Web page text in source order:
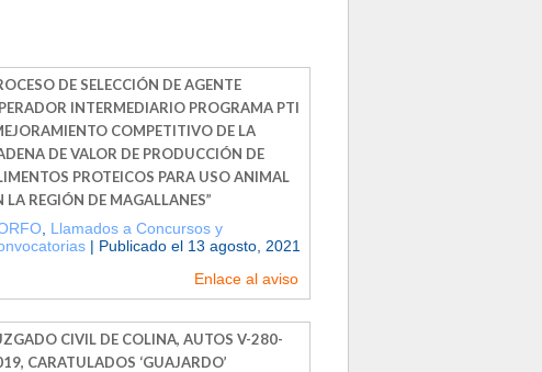
DE SELECCIÓN DE AGENTE
INTERMEDIARIO PROGRAMA PTI
COMPETITIVO DE LA
DE VALOR DE PRODUCCIÓN DE
PROTEICOS PARA USO ANIMAL
LA REGIÓN DE MAGALLANES”
Llamados a Concursos y
| Publicado el 13 agosto, 2021
Enlace al aviso
CIVIL DE COLINA, AUTOS V-280-
CARATULADOS ‘GUAJARDO’